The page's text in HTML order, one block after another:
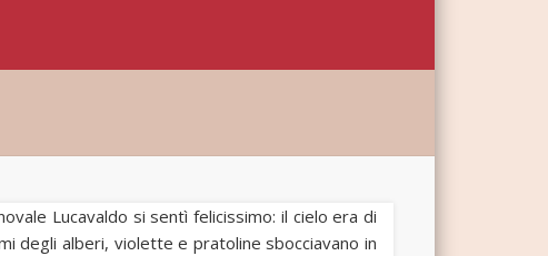
Lucavaldo si sentì felicissimo: il cielo era di
degli alberi, violette e pratoline sbocciavano in